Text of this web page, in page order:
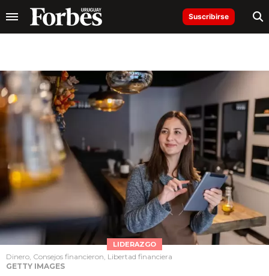
Suscribirse
LIDERAZGO
Dinero, Consejos financieron, Libertad financiera
GETTY IMAGES